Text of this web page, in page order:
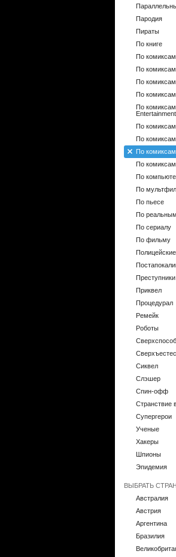
Пародия
Пираты
По книге
По комиксам
По
По
По
По
Entertainment
По
По
По
По
По
По
По пьесе
По
По сериалу
По фильму
Полицейские
Преступники
Приквел
Процедурал
Ремейк
Роботы
Сиквел
Слэшер
Спин-офф
Странствие
Супергерои
Ученые
Хакеры
Шпионы
Эпидемия
ВЫБРАТЬ
Австралия
Австрия
Аргентина
Бразилия